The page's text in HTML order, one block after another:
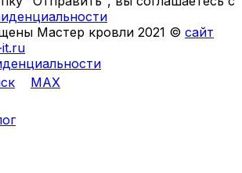
Мастер кровли 2021 © сайт
MAX